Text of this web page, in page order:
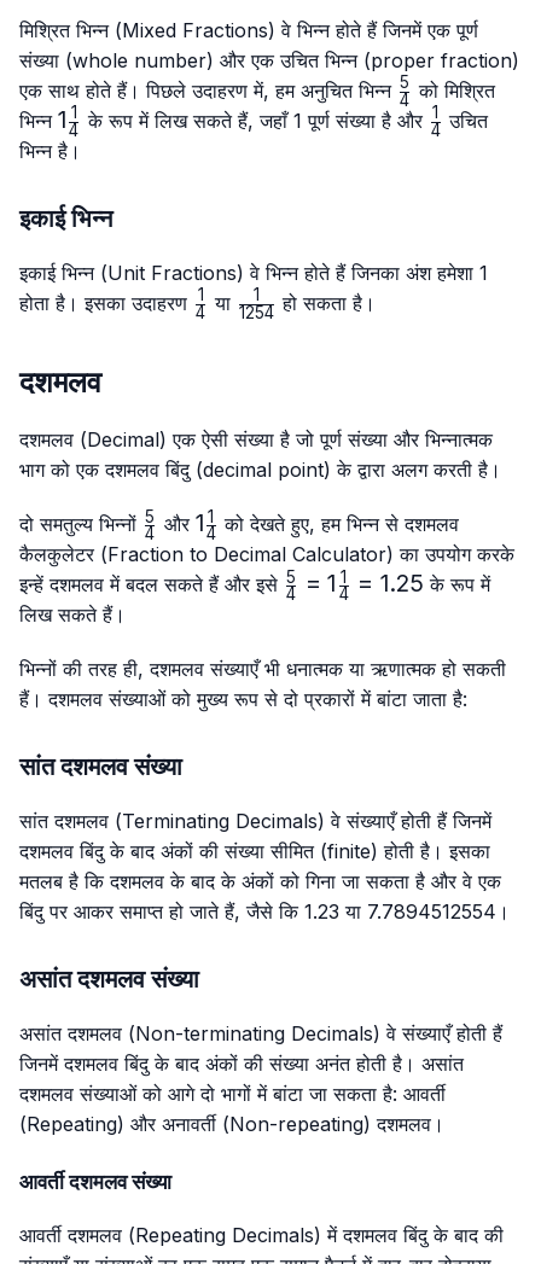
मिश्रित भिन्न (Mixed Fractions) वे भिन्न होते हैं जिनमें एक पूर्ण
संख्या (whole number) और एक उचित भिन्न (proper fraction)
एक साथ होते हैं। पिछले उदाहरण में, हम अनुचित भिन्न \frac{5}
{4}
4
5 को मिश्रित
भिन्न 1\frac{1}
{4}
1 4
1 के रूप में लिख सकते हैं, जहाँ 1 पूर्ण संख्या है और \frac{1}
4
1
उचित
भिन्न है।
इकाई भिन्न
इकाई भिन्न (Unit Fractions) वे भिन्न होते हैं जिनका अंश हमेशा 1
होता है। इसका उदाहरण \frac{1}
4
1 या \frac{1}
1254
1 हो सकता है।
दशमलव
दशमलव (Decimal) एक ऐसी संख्या है जो पूर्ण संख्या और भिन्नात्मक
भाग को एक दशमलव बिंदु (decimal point) के द्वारा अलग करती है।
दो समतुल्य भिन्नों \frac{5}
{4}
4
5 और 1\frac{1}
{4}
14
1
को देखते हुए, हम भिन्न से दशमलव
कैलकुलेटर (Fraction to Decimal Calculator) का उपयोग करके
इन्हें दशमलव में बदल सकते हैं और इसे \frac{5}
4
5 = 1 4
1 = 1.25 के रूप में
लिख सकते हैं।
भिन्नों की तरह ही, दशमलव संख्याएँ भी धनात्मक या ऋणात्मक हो सकती
हैं। दशमलव संख्याओं को मुख्य रूप से दो प्रकारों में बांटा जाता है:
सांत दशमलव संख्या
सांत दशमलव (Terminating Decimals) वे संख्याएँ होती हैं जिनमें
दशमलव बिंदु के बाद अंकों की संख्या सीमित (finite) होती है। इसका
मतलब है कि दशमलव के बाद के अंकों को गिना जा सकता है और वे एक
बिंदु पर आकर समाप्त हो जाते हैं, जैसे कि 1.23 या 7.7894512554।
असांत दशमलव संख्या
असांत दशमलव (Non-terminating Decimals) वे संख्याएँ होती हैं
जिनमें दशमलव बिंदु के बाद अंकों की संख्या अनंत होती है। असांत
दशमलव संख्याओं को आगे दो भागों में बांटा जा सकता है: आवर्ती
(Repeating) और अनावर्ती (Non-repeating) दशमलव।
आवर्ती दशमलव संख्या
आवर्ती दशमलव (Repeating Decimals) में दशमलव बिंदु के बाद की